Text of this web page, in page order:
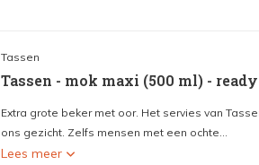
Tassen
Tassen - mok maxi (500 ml) - ready
Extra grote beker met oor. Het servies van
ons gezicht. Zelfs mensen met een ochte...
Lees meer